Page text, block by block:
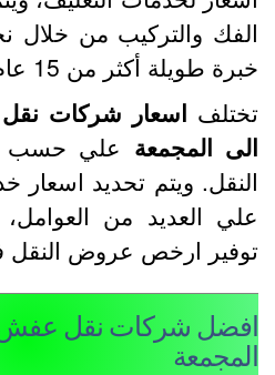
والتركيب من خلال
طويلة أكثر من 15 عام في نقل الاثاث.
اسعار شركات نقل
المجمعةعلي حسب حجم
ويتم تحديد اسعار
العديد من العوامل،
ارخص عروض النقل في
شركات نقل عفش